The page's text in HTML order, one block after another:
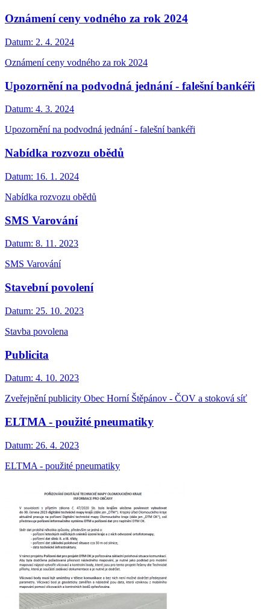
Oznámení ceny vodného za rok 2024
Datum: 2. 4. 2024
Oznámení ceny vodného za rok 2024
Upozornění na podvodná jednání - falešní bankéři
Datum: 4. 3. 2024
Upozornění na podvodná jednání - falešní bankéři
Nabídka rozvozu obědů
Datum: 16. 1. 2024
Nabídka rozvozu obědů
SMS Varování
Datum: 8. 11. 2023
SMS Varování
Stavební povolení
Datum: 25. 10. 2023
Stavba povolena
Publicita
Datum: 4. 10. 2023
Zveřejnění publicity Obec Horní Štěpánov - ČOV a stoková síť
ELTMA - použité pneumatiky
Datum: 26. 4. 2023
ELTMA - použité pneumatiky